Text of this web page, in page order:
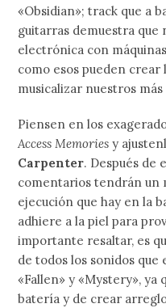
«Obsidian»; track que a
guitarras demuestra que
electrónica con
como esos pueden
musicalizar nuestros
Piensen en los
Access Memories y
Carpenter. Después de
comentarios tendrán un
ejecución que hay en la
adhiere a la piel para
importante resaltar, es
de todos los sonidos que
«Fallen» y «Mystery», ya
batería y de crear